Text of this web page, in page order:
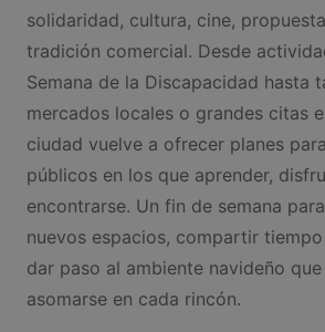
solidaridad, cultura, cine,
tradición comercial. Desde
Semana de la Discapacidad hasta
mercados locales o grandes citas
ciudad vuelve a ofrecer planes
públicos en los que aprender,
encontrarse. Un fin de semana
nuevos espacios, compartir
dar paso al ambiente navideño
asomarse en cada rincón.